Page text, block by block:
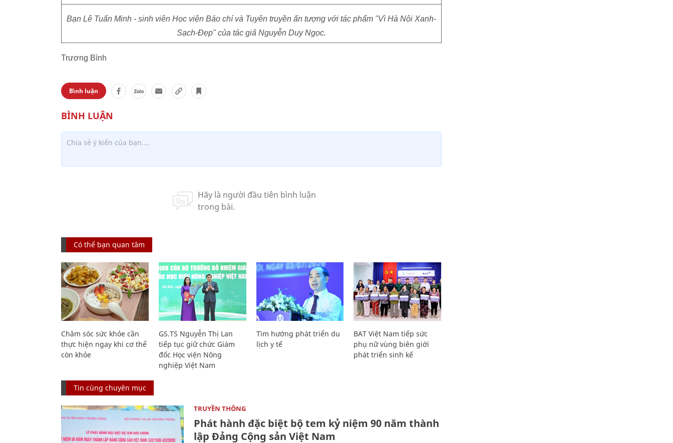
Bạn Lê Tuấn Minh - sinh viên Học viện Báo chí và Tuyên truyền ấn tượng với tác phẩm "Vì Hà Nội Xanh-
Sạch-Đẹp" của tác giả Nguyễn Duy Ngọc.
Trương Bình
Bình luận
Có thể bạn quan tâm
Chăm sóc sức khỏe cần
thực hiện ngay khi cơ thể
còn khỏe
GS.TS Nguyễn Thị Lan
tiếp tục giữ chức Giám
đốc Học viện Nông
nghiệp Việt Nam
Tìm hướng phát triển du
lịch y tế
BAT Việt Nam tiếp sức
phụ nữ vùng biên giới
phát triển sinh kế
Tin cùng chuyên mục
TRUYỀN THÔNG
Phát hành đặc biệt bộ tem kỷ niệm 90 năm thành
lập Đảng Cộng sản Việt Nam